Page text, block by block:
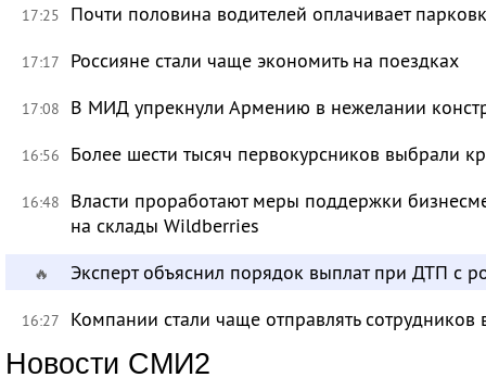
17:25 Почти половина водителей оплачивает
17:17 Россияне стали чаще экономить на поездках
17:08 В МИД упрекнули Армению в нежелании
16:56 Более шести тысяч первокурсников выбрали
16:48
Власти проработают меры поддержки
на склады Wildberries
🔥 Эксперт объяснил порядок выплат при ДТП с
16:27 Компании стали чаще отправлять сотрудников
Новости СМИ2